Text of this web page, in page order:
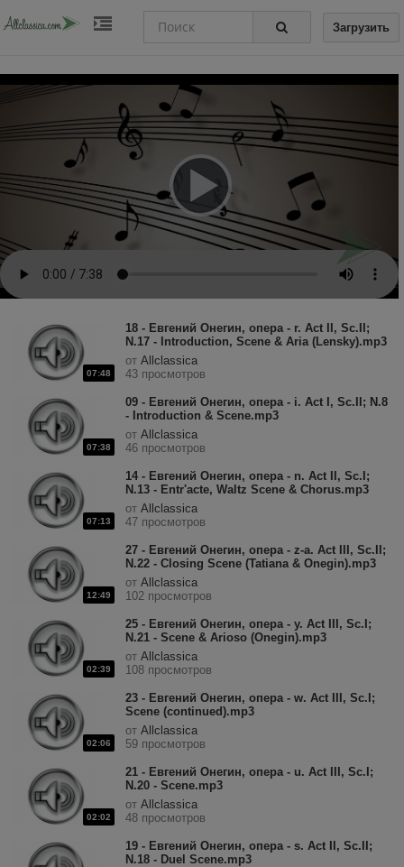
Загрузить
07:48
18 - Евгений Онегин, опера - r. Act II, Sc.II;
N.17 - Introduction, Scene & Aria (Lensky).mp3
от Allclassica
43 просмотров
07:38
09 - Евгений Онегин, опера - i. Act I, Sc.II; N.8
- Introduction & Scene.mp3
от Allclassica
46 просмотров
07:13
14 - Евгений Онегин, опера - n. Act II, Sc.I;
N.13 - Entr'acte, Waltz Scene & Chorus.mp3
от Allclassica
47 просмотров
12:49
27 - Евгений Онегин, опера - z-a. Act III, Sc.II;
N.22 - Closing Scene (Tatiana & Onegin).mp3
от Allclassica
102 просмотров
02:39
25 - Евгений Онегин, опера - y. Act III, Sc.I;
N.21 - Scene & Arioso (Onegin).mp3
от Allclassica
108 просмотров
02:06
23 - Евгений Онегин, опера - w. Act III, Sc.I;
Scene (continued).mp3
от Allclassica
59 просмотров
02:02
21 - Евгений Онегин, опера - u. Act III, Sc.I;
N.20 - Scene.mp3
от Allclassica
48 просмотров
19 - Евгений Онегин, опера - s. Act II, Sc.II;
N.18 - Duel Scene.mp3